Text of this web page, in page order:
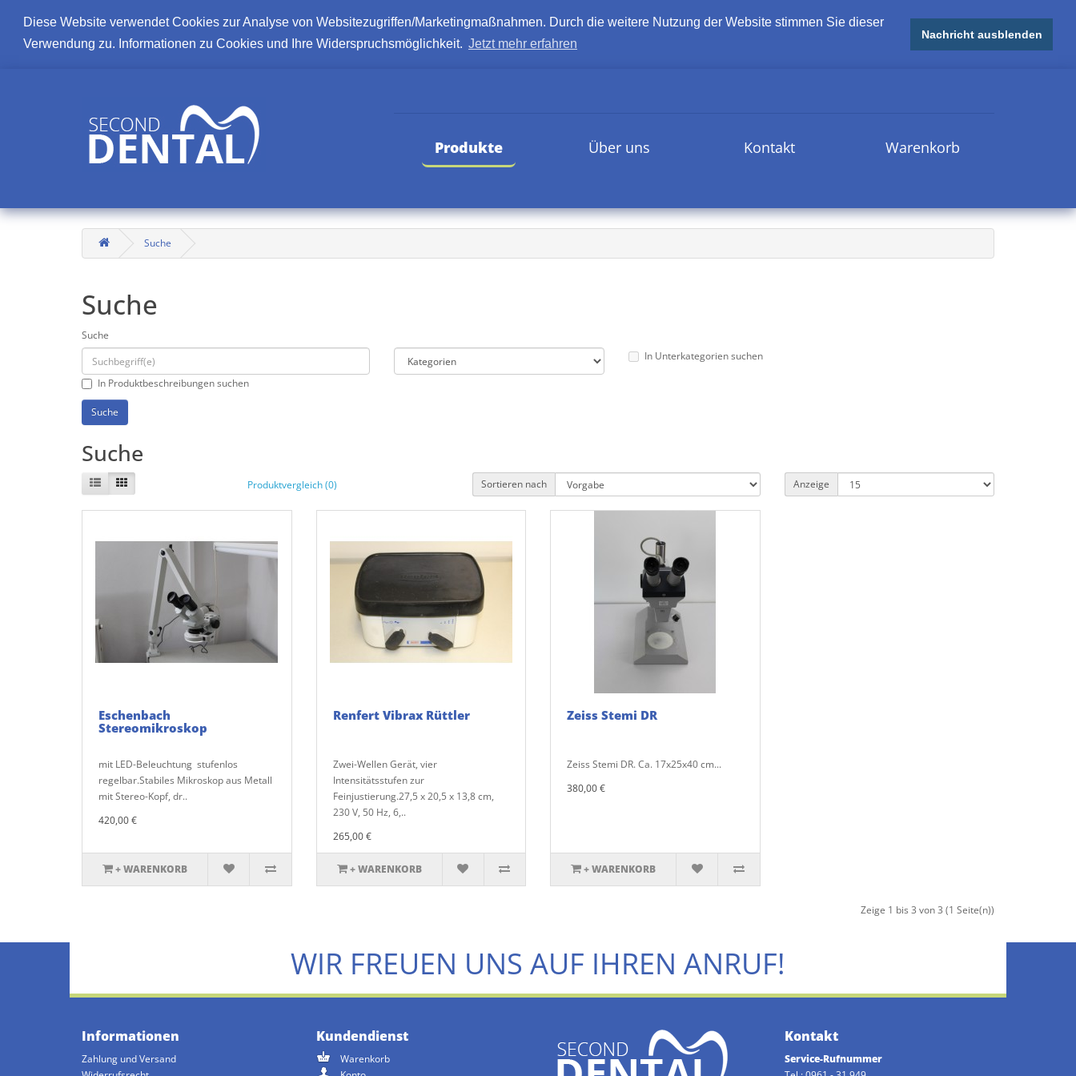
Diese Website verwendet Cookies zur Analyse von Websitezugriffen/Marketingmaßnahmen. Durch die weitere Nutzung der Website stimmen Sie dieser
Verwendung zu. Informationen zu Cookies und Ihre Widerspruchsmöglichkeit. Jetzt mehr erfahren
Nachricht ausblenden
Produkte Über uns Kontakt Warenkorb
Suche
Suche
Suche
In Unterkategorien suchen
In Produktbeschreibungen suchen
Suche
Produktvergleich (0) Sortieren nach Anzeige
Eschenbach
Stereomikroskop
mit LED-Beleuchtung stufenlos
regelbar.Stabiles Mikroskop aus Metall
mit Stereo-Kopf, dr..
420,00 €
+ WARENKORB
Renfert Vibrax Rüttler
Zwei-Wellen Gerät, vier
Intensitätsstufen zur
Feinjustierung.27,5 x 20,5 x 13,8 cm,
230 V, 50 Hz, 6,..
265,00 €
+ WARENKORB
Zeiss Stemi DR
Zeiss Stemi DR. Ca. 17x25x40 cm...
380,00 €
+ WARENKORB
Zeige 1 bis 3 von 3 (1 Seite(n))
WIR FREUEN UNS AUF IHREN ANRUF!
Informationen
Zahlung und Versand
Kundendienst
Warenkorb
Kontakt
Service-Rufnummer